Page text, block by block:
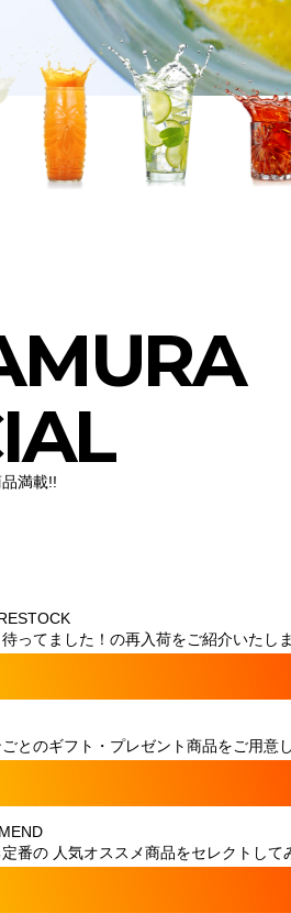
満載!!
ってました！の再入荷をご紹介いたしま
とのギフト・プレゼント商品をご用意
番の 人気オススメ商品をセレクトして